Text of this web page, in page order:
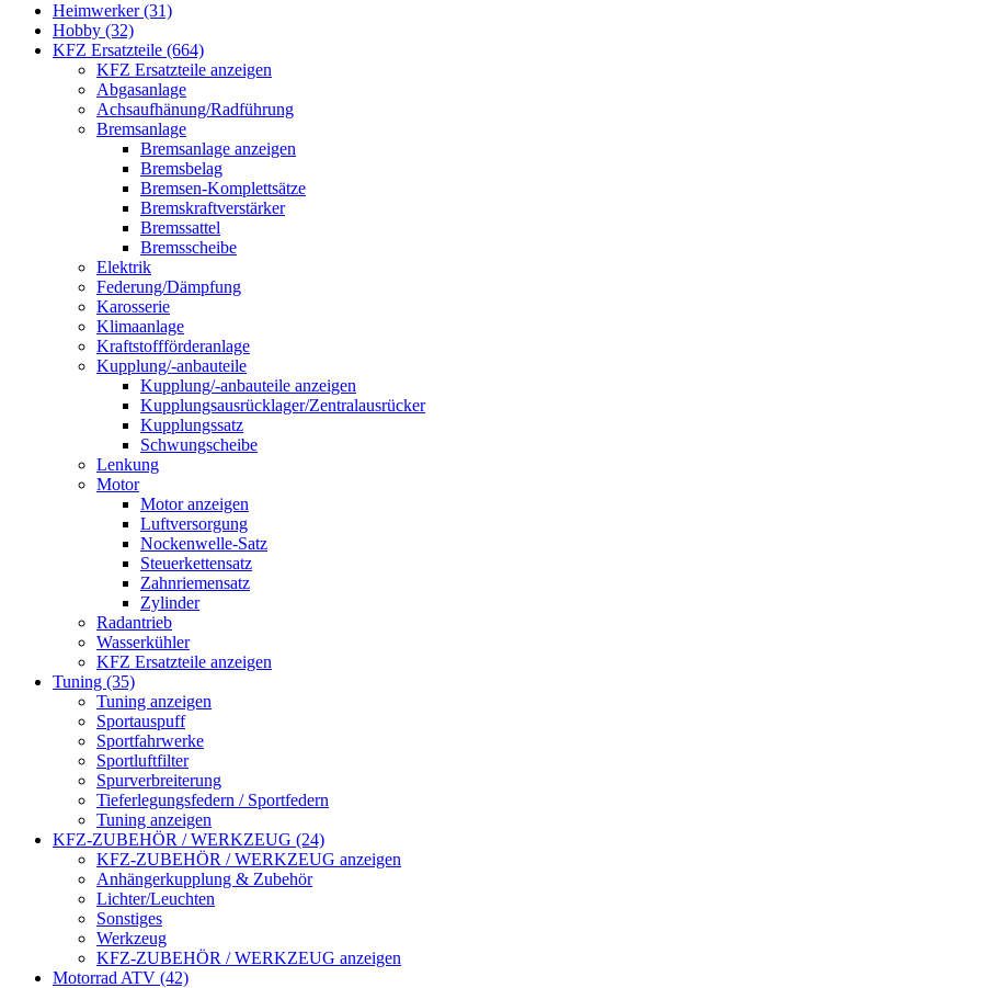
Heimwerker (31)
Hobby (32)
KFZ Ersatzteile (664)
KFZ Ersatzteile anzeigen
Abgasanlage
Achsaufhänung/Radführung
Bremsanlage
Bremsanlage anzeigen
Bremsbelag
Bremsen-Komplettsätze
Bremskraftverstärker
Bremssattel
Bremsscheibe
Elektrik
Federung/Dämpfung
Karosserie
Klimaanlage
Kraftstoffförderanlage
Kupplung/-anbauteile
Kupplung/-anbauteile anzeigen
Kupplungsausrücklager/Zentralausrücker
Kupplungssatz
Schwungscheibe
Lenkung
Motor
Motor anzeigen
Luftversorgung
Nockenwelle-Satz
Steuerkettensatz
Zahnriemensatz
Zylinder
Radantrieb
Wasserkühler
KFZ Ersatzteile anzeigen
Tuning (35)
Tuning anzeigen
Sportauspuff
Sportfahrwerke
Sportluftfilter
Spurverbreiterung
Tieferlegungsfedern / Sportfedern
Tuning anzeigen
KFZ-ZUBEHÖR / WERKZEUG (24)
KFZ-ZUBEHÖR / WERKZEUG anzeigen
Anhängerkupplung & Zubehör
Lichter/Leuchten
Sonstiges
Werkzeug
KFZ-ZUBEHÖR / WERKZEUG anzeigen
Motorrad ATV (42)